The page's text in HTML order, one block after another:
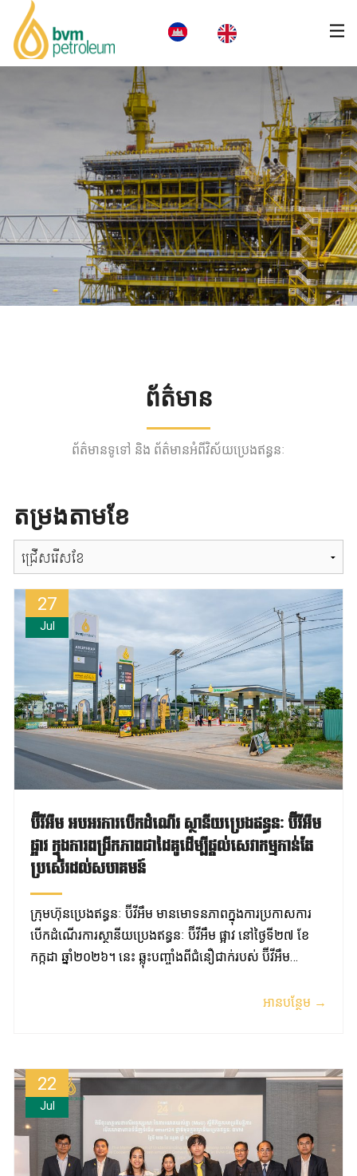
អំពីប៊ីវីអឹម
ផលិតផល និងសេវាកម្ម
ឱកាសអាជីវកម្ម
ទំនួលខុសត្រូវសង្គម
ព័ត៌មាន
ព័ត៌មាន
ព័ត៌មានទូទៅ និង ព័ត៌មានអំពីវិស័យប្រេងឥន្ធនៈ
តម្រងតាមខែ
តម្រង
តាមខែ
27
Jul
ប៊ីវីអឹម អបអរការបើកដំណើរ ស្ថានីយប្រេងឥន្ធនៈ ប៊ីវីអឹម
ផ្អាវ ក្នុងការពង្រីកភាពជាដៃគូដើម្បីផ្តល់សេវាកម្មកាន់តែ
ប្រសើរដល់សហគមន៍
ក្រុមហ៊ុនប្រេងឥន្ធនៈ ប៊ីវីអឹម មានមោទនភាពក្នុងការប្រកាសការ
បើកដំណើរការស្ថានីយប្រេងឥន្ធនៈ ប៊ីវីអឹម ផ្អាវ នៅថ្ងៃទី២៧ ខែ
កក្កដា ឆ្នាំ២០២៦។ នេះ ឆ្លុះបញ្ចាំងពីជំនឿជាក់របស់ ប៊ីវីអឹម…
អានបន្ថែម →
22
Jul